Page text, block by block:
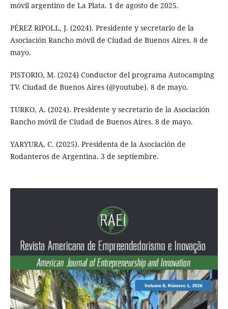
móvil argentino de La Plata. 1 de agosto de 2025.
PÉREZ RIPOLL, J. (2024). Presidente y secretario de la
Asociación Rancho móvil de Ciudad de Buenos Aires. 8 de
mayo.
PISTORIO, M. (2024) Conductor del programa Autocamping
TV. Ciudad de Buenos Aires (@youtube). 8 de mayo.
TURKO, A. (2024). Presidente y secretario de la Asociación
Rancho móvil de Ciudad de Buenos Aires. 8 de mayo.
YARYURA, C. (2025). Presidenta de la Asociación de
Rodanteros de Argentina. 3 de septiembre.